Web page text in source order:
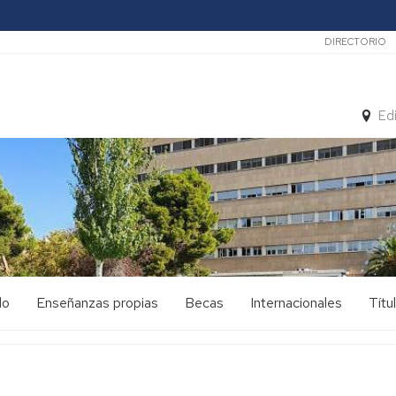
DIRECTORIO
Enseñanzas propias Becas Internacionales